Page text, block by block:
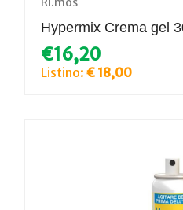
Hypermix Crema gel
€16,20
Listino: € 18,00